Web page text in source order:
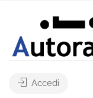
Accedi